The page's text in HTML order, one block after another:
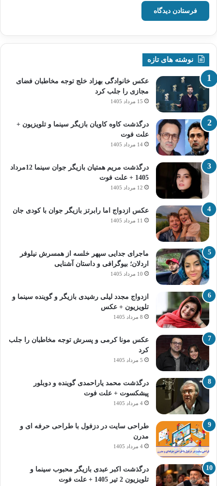
نوشته های تازه
عکس خانوادگی بهزاد خلج توجه مخاطبان فضای
مجازی را جلب کرد
15 مرداد 1405
درگذشت کاوه کاویان بازیگر سینما و تلویزیون +
علت فوت
14 مرداد 1405
درگذشت مریم همتیان بازیگر جوان سینما 12مرداد
1405 + علت فوت
12 مرداد 1405
عکس ازدواج اما رابرتز بازیگر جوان با کودی جان
11 مرداد 1405
ماجرای جدایی سپهر خلسه از همسرش نیلوفر
اردلان؛ بیوگرافی و داستان آشنایی
10 مرداد 1405
ازدواج مجدد لیلی رشیدی بازیگر و گوینده سینما و
تلویزیون + عکس
8 مرداد 1405
عکس مونا کرمی و پسرش توجه مخاطبان را جلب
کرد
5 مرداد 1405
درگذشت محمد یاراحمدی گوینده و دوبلور
پیشکسوت + علت فوت
4 مرداد 1405
طراحی سایت در دزفول با طراحی حرفه‌ ای و
مدرن
4 مرداد 1405
درگذشت اکبر عبدی بازیگر محبوب سینما و
تلویزیون 2 تیر 1405 + علت فوت